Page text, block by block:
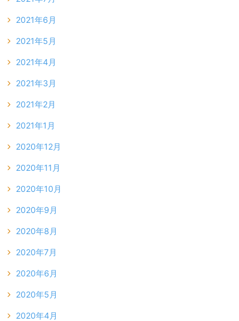
2021年6月
2021年5月
2021年4月
2021年3月
2021年2月
2021年1月
2020年12月
2020年11月
2020年10月
2020年9月
2020年8月
2020年7月
2020年6月
2020年5月
2020年4月